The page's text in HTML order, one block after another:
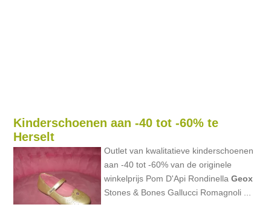
Kinderschoenen aan -40 tot -60% te
Herselt
Outlet van kwalitatieve kinderschoenen
aan -40 tot -60% van de originele
winkelprijs Pom D'Api RondinellaGeox
Stones & Bones Gallucci Romagnoli ...